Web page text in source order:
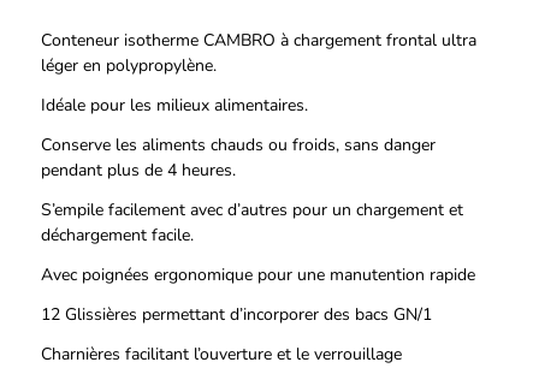
Conteneur isotherme CAMBRO à chargement frontal ultra
léger en polypropylène.
Idéale pour les milieux alimentaires.
Conserve les aliments chauds ou froids, sans danger
pendant plus de 4 heures.
S’empile facilement avec d’autres pour un chargement et
déchargement facile.
Avec poignées ergonomique pour une manutention rapide
12 Glissières permettant d’incorporer des bacs GN/1
Charnières facilitant l’ouverture et le verrouillage